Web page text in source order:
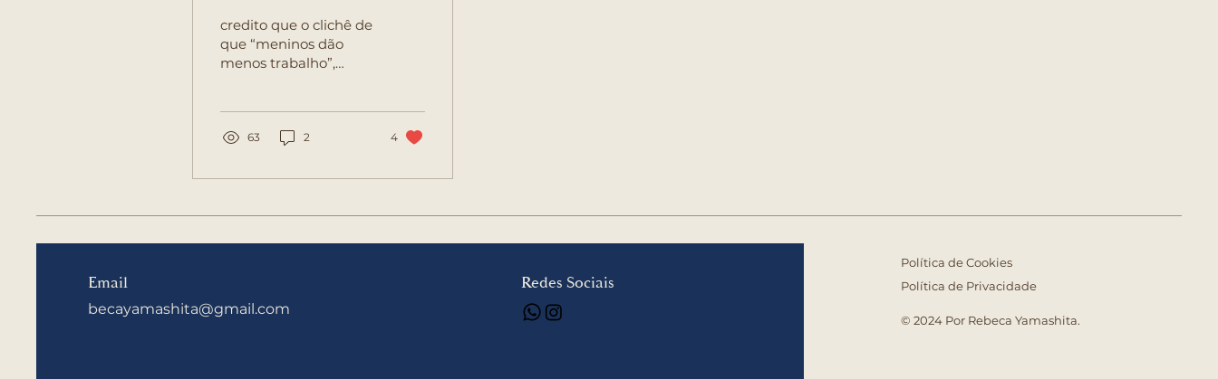
credito que o clichê de
que “meninos dão
menos trabalho”,
negligentes - ainda
inconscientemente -
oferecemos a eles:
63 2 4
Email
becayamashita@gmail.com
Redes Sociais
Política de Cookies
Política de Privacidade
© 2024 Por Rebeca Yamashita.